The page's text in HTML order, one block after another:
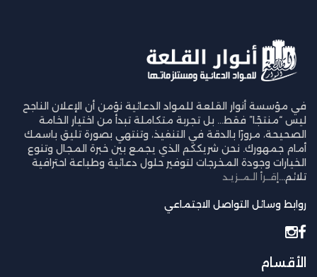
في مؤسسة أنوار القلعة للمواد الدعائية نؤمن أن الإعلان الناجح
ليس “منتجًا” فقط… بل تجربة متكاملة تبدأ من اختيار الخامة
الصحيحة، مرورًا بالدقة في التنفيذ، وتنتهي بصورة تليق باسمك
أمام جمهورك. نحن شريككم الذي يجمع بين خبرة المجال وتنوع
الخيارات وجودة المخرجات لتوفير حلول دعائية وطباعة احترافية
تلائم... إقــرأ الـمــزيـد
روابط وسائل التواصل الاجتماعي
الأقسام